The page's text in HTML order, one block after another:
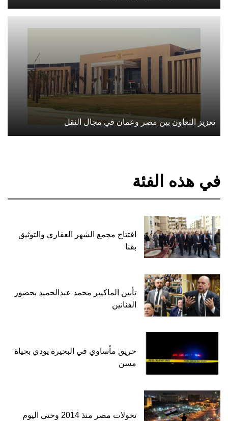
تعزيز التعاون بين مصر وعمان في مجال النقل
في هذه الفئة
افتتاح مجمع الشهر العقاري والتوثيق
بقنا
تأبين الماكيير محمد عبدالحميد بحضور
الفنانين
حريق مأساوي في البحيرة يودي بحياة
مسن
تحولات مصر منذ 2014 وحتى اليوم